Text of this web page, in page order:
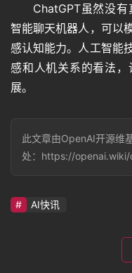
音
频
频
题
ChatGPT虽然没
智能聊天机器人，可以
感认知能力。人工智能
感和人机关系的看法
展。
此文章由OpenAI开源维
处：https://
AI快讯